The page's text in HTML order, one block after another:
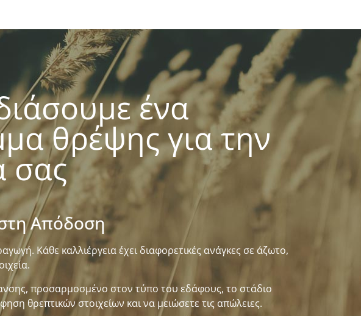
ένα
θρέψης για την
σας
Απόδοση
Κάθε καλλιέργεια έχει διαφορετικές ανάγκες σε άζωτο,
προσαρμοσμένο στον τύπο του εδάφους, το στάδιο
θρεπτικών στοιχείων και να μειώσετε τις απώλειες.